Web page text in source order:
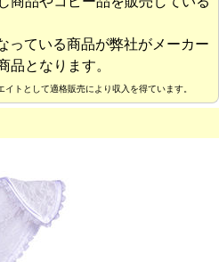
っている商品が弊社がメーカー
品となります。
トとして適格販売により収入を得ています。